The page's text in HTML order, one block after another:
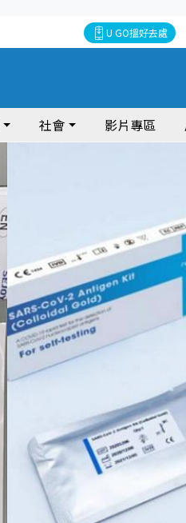
U GO搵好去處
社會 影片專區